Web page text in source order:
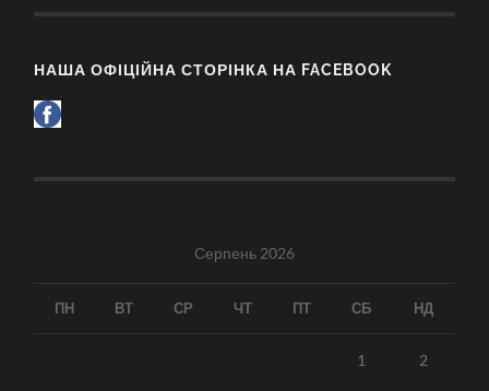
НАША ОФІЦІЙНА СТОРІНКА НА FACEBOOK
Серпень 2026
ПН ВТ СР ЧТ ПТ СБ НД
1 2